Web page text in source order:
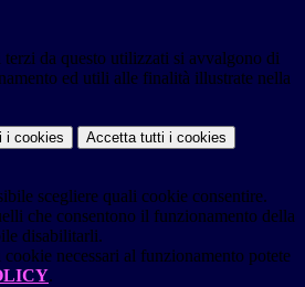
da questo utilizzati si avvalgono di
ed utili alle finalità illustrate nella
i cookies Accetta tutti i cookies
scegliere quali cookie consentire.
che consentono il funzionamento della
disabilitarli.
necessari al funzionamento potete
.